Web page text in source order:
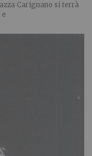
Carignano si terrà